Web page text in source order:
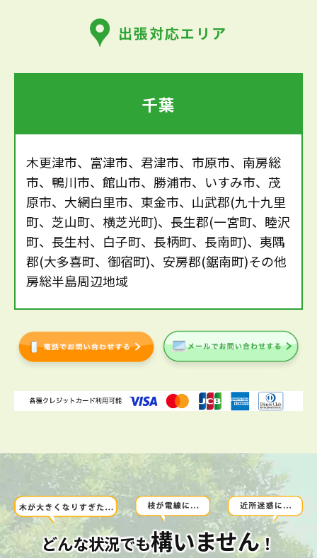
出張対応エリア
千葉
木更津市、富津市、君津市、市原市、南房総
市、鴨川市、館山市、勝浦市、いすみ市、茂
原市、大網白里市、東金市、山武郡(九十九里
町、芝山町、横芝光町)、長生郡(一宮町、睦沢
町、長生村、白子町、長柄町、長南町)、夷隅
郡(大多喜町、御宿町)、安房郡(鋸南町)その他
房総半島周辺地域
どんな状況でも構いません！